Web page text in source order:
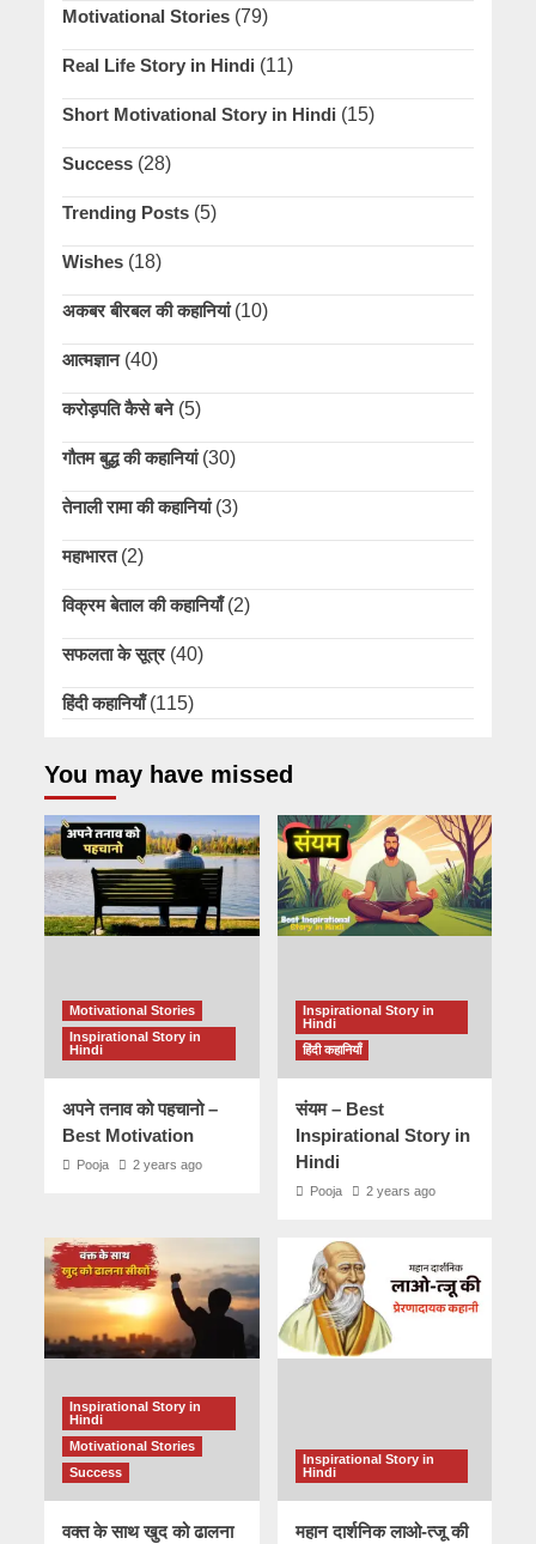
Motivational Stories (79)
Real Life Story in Hindi (11)
Short Motivational Story in Hindi (15)
Success (28)
Trending Posts (5)
Wishes (18)
अकबर बीरबल की कहानियां(10)
आत्मज्ञान(40)
करोड़पति कैसे बने(5)
गौतम बुद्ध की कहानियां(30)
तेनाली रामा की कहानियां(3)
महाभारत(2)
विक्रम बेताल की कहानियाँ(2)
सफलता के सूत्र(40)
हिंदी कहानियाँ(115)
You may have missed
Motivational Stories
Inspirational Story in
Hindi
अपने तनाव को पहचानो –
Best Motivation
Pooja 2 years ago
Inspirational Story in
Hindi
हिंदी कहानियाँ
संयम – Best
Inspirational Story in
Hindi
Pooja 2 years ago
Inspirational Story in
Hindi
Motivational Stories
Success
वक्त के साथ खुद को ढालना
Inspirational Story in
Hindi
महान दार्शनिक लाओ-त्जू की